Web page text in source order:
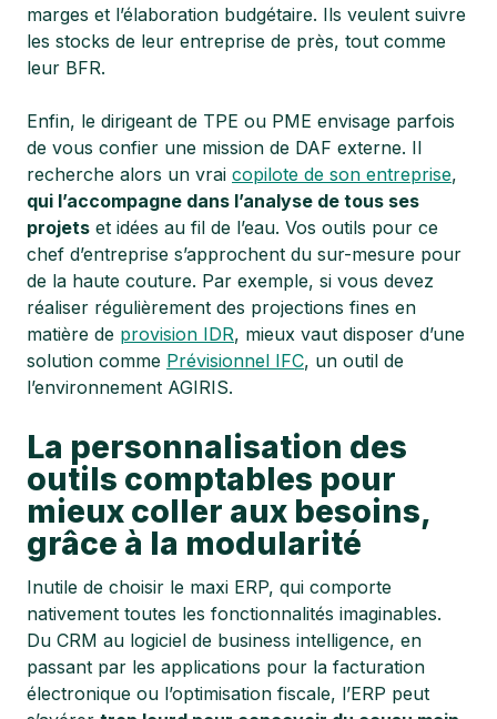
marges et l’élaboration budgétaire. Ils veulent suivre
les stocks de leur entreprise de près, tout comme
leur BFR.
Enfin, le dirigeant de TPE ou PME envisage parfois
de vous confier une mission de DAF externe. Il
recherche alors un vrai copilote de son entreprise,
qui l’accompagne dans l’analyse de tous ses
projets et idées au fil de l’eau. Vos outils pour ce
chef d’entreprise s’approchent du sur-mesure pour
de la haute couture. Par exemple, si vous devez
réaliser régulièrement des projections fines en
matière de provision IDR, mieux vaut disposer d’une
solution comme Prévisionnel IFC, un outil de
l’environnement AGIRIS.
La personnalisation des
outils comptables pour
mieux coller aux besoins,
grâce à la modularité
Inutile de choisir le maxi ERP, qui comporte
nativement toutes les fonctionnalités imaginables.
Du CRM au logiciel de business intelligence, en
passant par les applications pour la facturation
électronique ou l’optimisation fiscale, l’ERP peut